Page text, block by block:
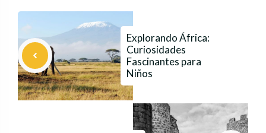
Explorando África:
Curiosidades
Fascinantes para
Niños